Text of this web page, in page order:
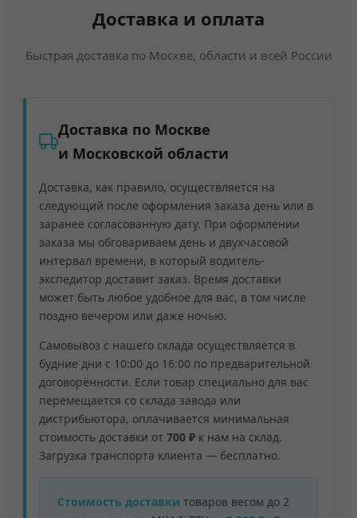
Доставка и оплата
Быстрая доставка по Москве, области и всей России
Доставка по Москве
и Московской области
Доставка, как правило, осуществляется на
следующий после оформления заказа день или в
заранее согласованную дату. При оформлении
заказа мы обговариваем день и двухчасовой
интервал времени, в который водитель-
экспедитор доставит заказ. Время доставки
может быть любое удобное для вас, в том числе
поздно вечером или даже ночью.
Самовывоз с нашего склада осуществляется в
будние дни с 10:00 до 16:00 по предварительной
договорённости. Если товар специально для вас
перемещается со склада завода или
дистрибьютора, оплачивается минимальная
стоимость доставки от 700 ₽ к нам на склад.
Загрузка транспорта клиента — бесплатно.
Стоимость доставки товаров весом до 2